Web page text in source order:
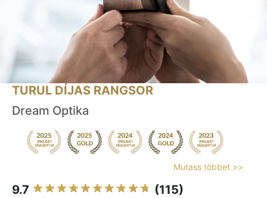
TURUL DÍJAS RANGSOR
Dream Optika
Mutass többet >>
9.7 (115)